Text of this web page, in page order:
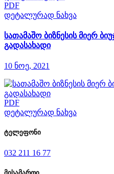
PDF
დეტალურად ნახვა
სათამაშო ბიზნესის მიერ
გადასახადი
10 ნოე, 2021
PDF
დეტალურად ნახვა
ტელეფონი
032 211 16 77